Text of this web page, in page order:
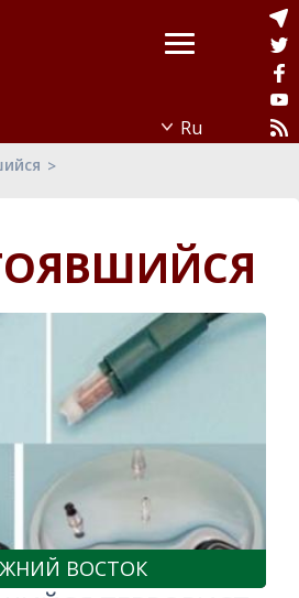
ВОСТОК